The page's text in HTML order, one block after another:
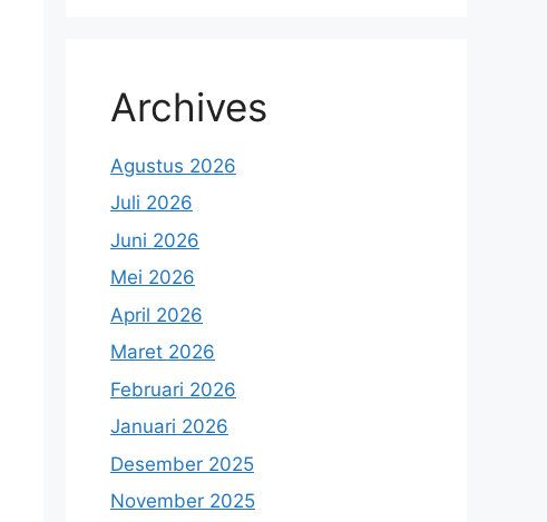
Archives
Agustus 2026
Juli 2026
Juni 2026
Mei 2026
April 2026
Maret 2026
Februari 2026
Januari 2026
Desember 2025
November 2025